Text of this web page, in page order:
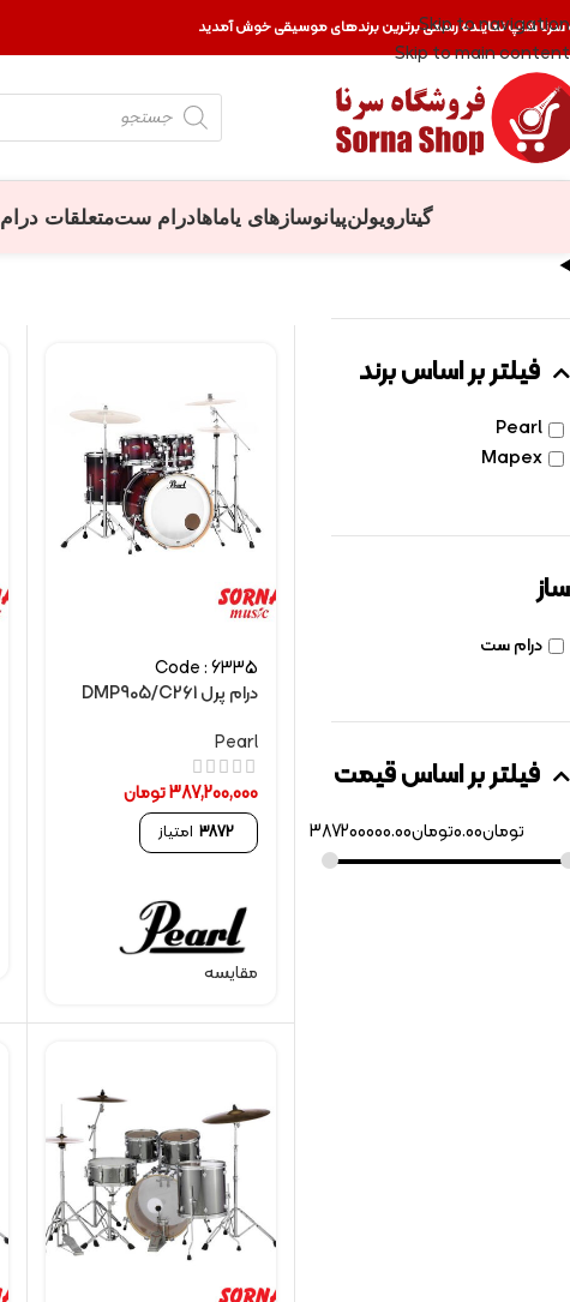
Skip to navigation
Skip to main content
سرنا شاپ نماینده رسمی برترین برندهای موسیقی خوش آمدید
گیتار ویولنپیانوسازهای یاماهادرام ستمتعلقات درام
فیلتر بر اساس برند
Pearl
Mapex
ساز
درام ست
فیلتر بر اساس قیمت
تومان0.00تومان387200000.00
Code : 6335
درام پرل DMP905/C261
Pearl
387,200,000تومان
3872 امتیاز
مقایسه